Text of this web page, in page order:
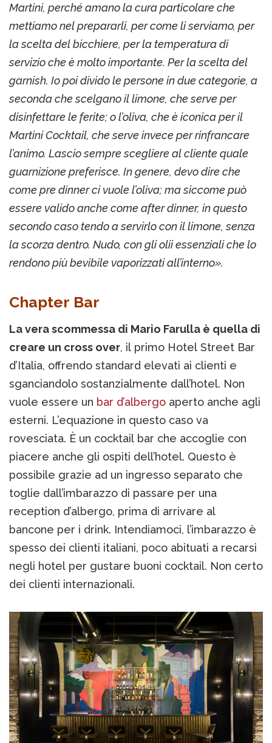
Martini, perché amano la cura particolare che
mettiamo nel prepararli, per come li serviamo, per
la scelta del bicchiere, per la temperatura di
servizio che è molto importante. Per la scelta del
garnish. Io poi divido le persone in due categorie, a
seconda che scelgano il limone, che serve per
disinfettare le ferite; o l’oliva, che è iconica per il
Martini Cocktail, che serve invece per rinfrancare
l’animo. Lascio sempre scegliere al cliente quale
guarnizione preferisce. In genere, devo dire che
come pre dinner ci vuole l’oliva; ma siccome può
essere valido anche come after dinner, in questo
secondo caso tendo a servirlo con il limone, senza
la scorza dentro. Nudo, con gli olii essenziali che lo
rendono più bevibile vaporizzati all’interno».
Chapter Bar
La vera scommessa di Mario Farulla è quella di
creare un cross over, il primo Hotel Street Bar
d’Italia, offrendo standard elevati ai clienti e
sganciandolo sostanzialmente dall’hotel. Non
vuole essere un bar d’albergo aperto anche agli
esterni. L’equazione in questo caso va
rovesciata. È un cocktail bar che accoglie con
piacere anche gli ospiti dell’hotel. Questo è
possibile grazie ad un ingresso separato che
toglie dall’imbarazzo di passare per una
reception d’albergo, prima di arrivare al
bancone per i drink. Intendiamoci, l’imbarazzo è
spesso dei clienti italiani, poco abituati a recarsi
negli hotel per gustare buoni cocktail. Non certo
dei clienti internazionali.